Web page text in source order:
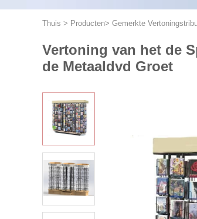
Thuis > Producten> Gemerkte
Vertoning van het de
de Metaaldvd Groet